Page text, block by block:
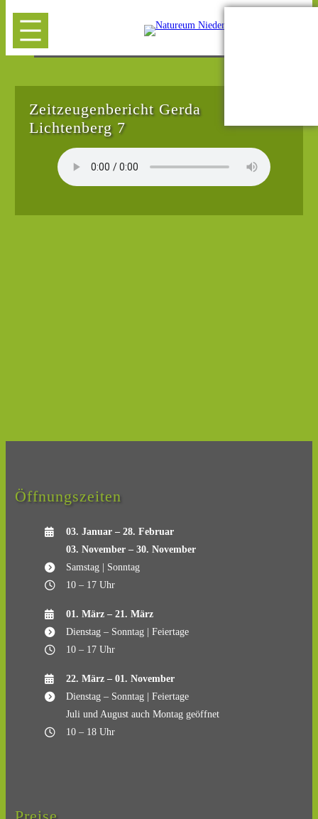
Zeitzeugenbericht Gerda
Lichtenberg 7
Öffnungszeiten
03. Januar – 28. Februar
03. November – 30. November
Samstag | Sonntag
10 – 17 Uhr
01. März – 21. März
Dienstag – Sonntag | Feiertage
10 – 17 Uhr
22. März – 01. November
Dienstag – Sonntag | Feiertage
Juli und August auch Montag geöffnet
10 – 18 Uhr